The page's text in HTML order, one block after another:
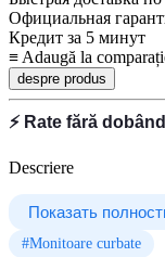
Официальная
Кредит за 5 минут
≡ Adaugă la
despre produs
⚡ Rate fără
Descriere
Показать
#Monitoare curbate